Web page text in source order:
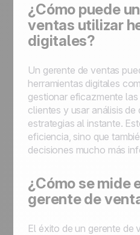
¿Cómo puede
ventas utilizar
digitales?
Un gerente de ventas
herramientas digitales
gestionar eficazmente
clientes y usar análisis
estrategias al instante.
eficiencia, sino que
decisiones mucho más
¿Cómo se mide
gerente de
El éxito de un gerente de